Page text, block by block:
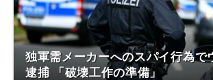
独軍需メーカーへのスパイ行為で
逮捕 「破壊工作の準備」